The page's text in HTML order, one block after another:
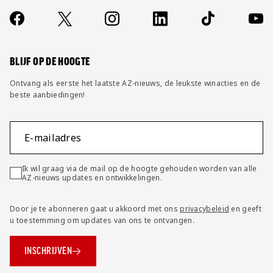
Contact
FAQ
Socials
https://www.facebook.com/AZAlkmaar
X Instagram LinkedIn TikTok
BLIJF OP DE HOOGTE
Ontvang als eerste het laatste AZ-nieuws, de leukste winacties en de
beste aanbiedingen!
E-mailadres
Ik wil graag via de mail op de hoogte gehouden worden van alle
AZ-nieuws updates en ontwikkelingen.
Door je te abonneren gaat u akkoord met onsprivacybeleid en geeft
u toestemming om updates van ons te ontvangen.
INSCHRIJVEN